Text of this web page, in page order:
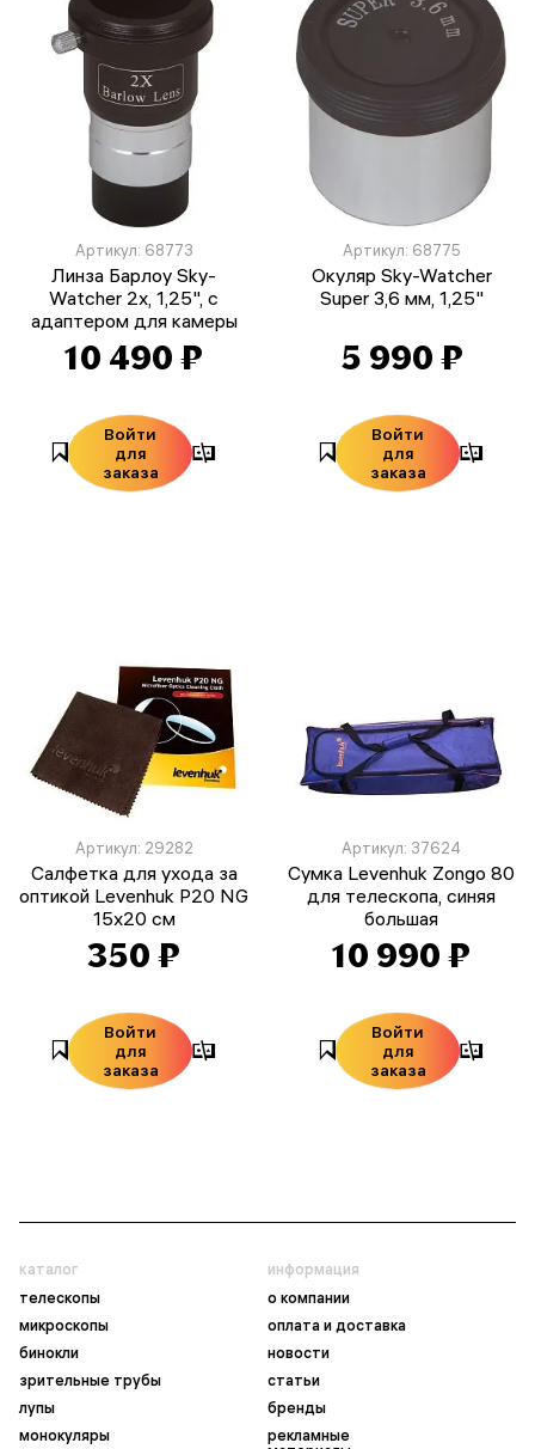
Артикул: 68773
Линза Барлоу Sky-
Watcher 2x, 1,25", с
адаптером для камеры
10 490 ₽
Войти
для
заказа
Артикул: 68775
Окуляр Sky-Watcher
Super 3,6 мм, 1,25"
5 990 ₽
Войти
для
заказа
Артикул: 29282
Салфетка для ухода за
оптикой Levenhuk P20 NG
15x20 см
350 ₽
Войти
для
заказа
Артикул: 37624
Сумка Levenhuk Zongo 80
для телескопа, синяя
большая
10 990 ₽
Войти
для
заказа
каталог
телескопы
микроскопы
бинокли
зрительные трубы
лупы
монокуляры
информация
о компании
оплата и доставка
новости
статьи
бренды
рекламные